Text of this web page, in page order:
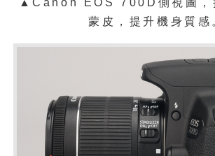
蒙皮，提升機身質感